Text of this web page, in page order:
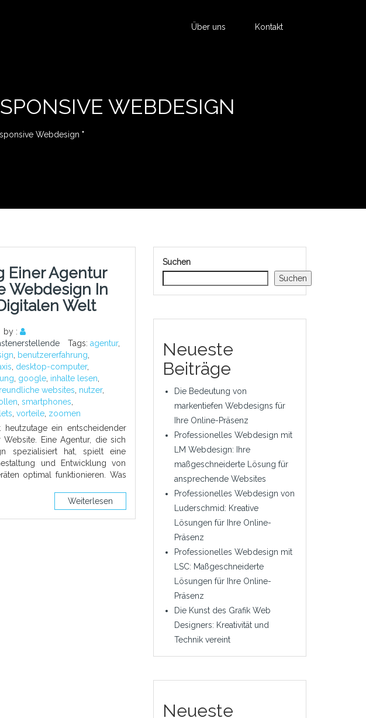
Über uns Kontakt
WEBDESIGN
Webdesign "
Einer Agentur
Webdesign In
Welt
by :
Tags: agentur,
benutzererfahrung
desktop-computer,
google, inhalte lesen
websites nutzer,
smartphones
vorteile, zoomen
heutzutage ein entscheidender
Eine Agentur, die sich
spezialisiert hat, spielt eine
und Entwicklung von
optimal funktionieren. Was
Weiterlesen
Suchen
Suchen
Neueste
Beiträge
Die Bedeutung von
markentiefen Webdesigns für
Ihre Online-Präsenz
Professionelles Webdesign mit
LM Webdesign: Ihre
maßgeschneiderte Lösung für
ansprechende Websites
Professionelles Webdesign von
Luderschmid: Kreative
Lösungen für Ihre Online-
Präsenz
Professionelles Webdesign mit
LSC: Maßgeschneiderte
Lösungen für Ihre Online-
Präsenz
Die Kunst des Grafik Web
Designers: Kreativität und
Technik vereint
Neueste